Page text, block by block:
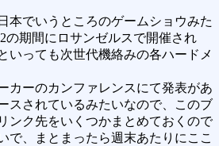
本でいうところのゲームショウみた
の期間にロサンゼルスで開催され
いっても次世代機絡みの各ハードメ
カーのカンファレンスにて発表があ
スされているみたいなので、このブ
ンク先をいくつかまとめておくので
で、まとまったら週末あたりにここ